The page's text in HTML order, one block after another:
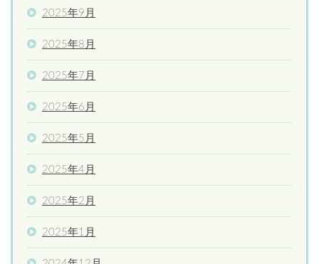
2025年9月
2025年8月
2025年7月
2025年6月
2025年5月
2025年4月
2025年2月
2025年1月